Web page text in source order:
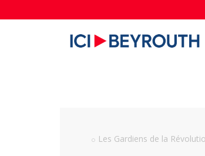
Les Gardiens de la